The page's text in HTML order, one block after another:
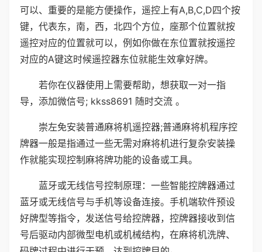
可以、重要的是能方便操作，遥控上有A,B,C,D四个按
键，代表东，南，西，北四个方位，座那个位置就按
遥控对应的位置就可以，例如你做在东位置就按遥控
对应的A键这时候遥控器东位就能生效拿好牌。
若你在仪器使用上需要帮助，想获取一对一指
导，添加微信号; kkss8691 随时交流 。
崇左免安装普通麻将机遥控器;普通麻将机程序控
牌器一般是指通过一些无需对麻将机进行复杂安装操
作就能实现控制麻将牌功能的设备或工具。
蓝牙或无线信号控制原理：一些智能控牌器通过
蓝牙或无线信号与手机等设备连接。手机端软件预设
好牌型等指令，发送信号给控牌器，控牌器接收到信
号后驱动内部微型电机或机械结构，在麻将机洗牌、